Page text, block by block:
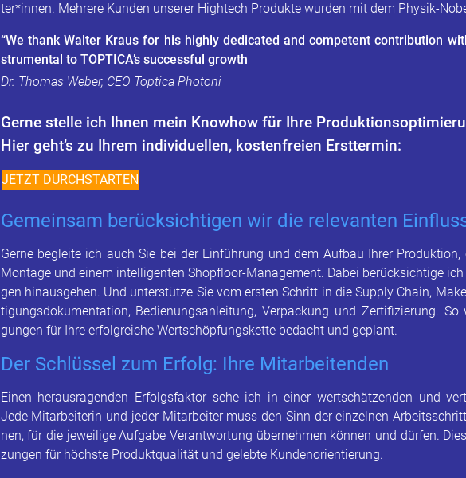
ter*innen. Meh­re­re Kun­den un­se­rer High­tech Pro­duk­te wur­den mit dem Phy­sik-
“We thank Wal­ter Kraus for his high­ly de­di­ca­ted and com­pe­tent cont­ri­bu­ti­on
stru­men­tal to TOP­TI­CA’s suc­cess­ful growth
Dr. Tho­mas Weber, CEO Top­ti­ca Pho­to­ni
Gerne stel­le ich Ihnen mein Know­how für Ihre
Hier geht’s zu Ihrem in­di­vi­du­el­len, kos­ten­frei­en Erst­ter­min:
JETZT DURCH­STAR­TEN
Ge­mein­sam be­rück­sich­ti­gen wir die re­le­van­ten
Gerne be­glei­te ich auch Sie bei der Ein­füh­rung und dem Auf­bau Ihrer
Mon­ta­ge und einem in­tel­li­gen­ten Shopf­loor-Ma­nage­ment. Dabei be­rück­sich­ti­ge
gen hin­aus­ge­hen. Und un­ter­stüt­ze Sie vom ers­ten Schritt in die Sup­p­ly Chain,
ti­gungs­do­ku­men­ta­ti­on, Be­die­nungs­an­lei­tung, Ver­pa­ckung und Zer­ti­fi­zie­rung.
gun­gen für Ihre er­folg­rei­che Wert­schöp­fungs­ket­te be­dacht und ge­plant.
Der Schlüs­sel zum Er­folg: Ihre Mit­ar­bei­ten­den
Einen her­aus­ra­gen­den Er­folgs­fak­tor sehe ich in einer wert­schät­zen­den und
Jede Mit­ar­bei­te­rin und jeder Mit­ar­bei­ter muss den Sinn der ein­zel­nen
nen, für die je­wei­li­ge Auf­ga­be Ver­ant­wor­tung über­neh­men kön­nen und dür­fen.
zun­gen für höchs­te Pro­dukt­qua­li­tät und ge­leb­te Kun­den­ori­en­tie­rung.